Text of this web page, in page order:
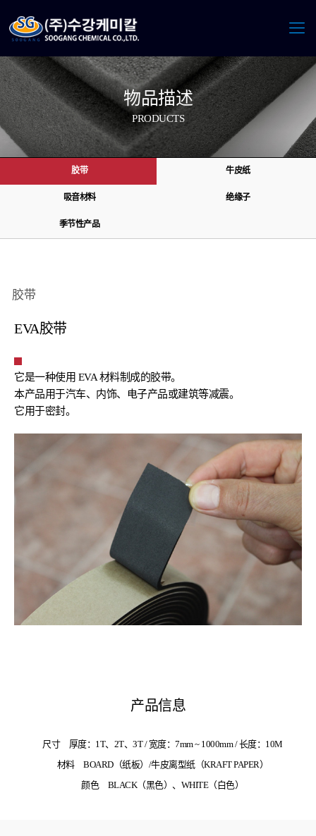
物品描述
PRODUCTS
胶带 牛皮纸
吸音材料 绝缘子
季节性产品
胶带
EVA胶带
它是一种使用 EVA 材料制成的胶带。
本产品用于汽车、内饰、电子产品或建筑等减震。
它用于密封。
产品信息
尺寸
厚度：1T、2T、3T / 宽度：7mm ~ 1000mm / 长度：10M
材料
BOARD（纸板）/牛皮离型纸（KRAFT PAPER）
颜色
BLACK（黑色）、WHITE（白色）